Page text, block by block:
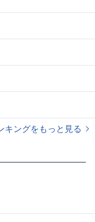
キングをもっと見る